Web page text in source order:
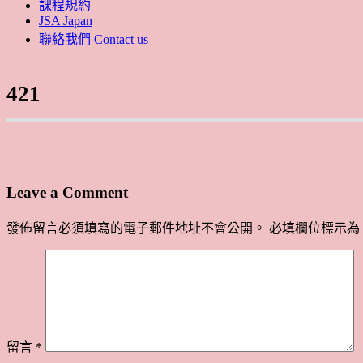
課程規約
JSA Japan
聯絡我們 Contact us
421
Leave a Comment
發佈留言必須填寫的電子郵件地址不會公開。 必填欄位標示為
留言 *